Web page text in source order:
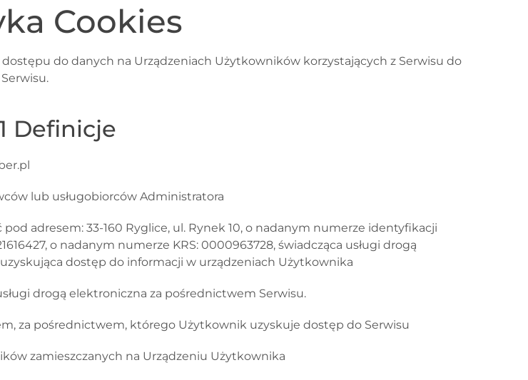
Cookies
do danych na Urządzeniach Użytkowników korzystających z Serwisu do
Definicje
lub usługobiorców Administratora
pod adresem: 33-160 Ryglice, ul. Rynek 10, o nadanym numerze identyfikacji
, o nadanym numerze KRS: 0000963728, świadcząca usługi drogą
dostęp do informacji w urządzeniach Użytkownika
drogą elektroniczna za pośrednictwem Serwisu.
za pośrednictwem, którego Użytkownik uzyskuje dostęp do Serwisu
zamieszczanych na Urządzeniu Użytkownika